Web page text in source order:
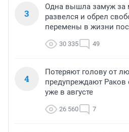
3
Одна вышла замуж за
развелся и обрел
перемены в жизни
30 335 49
4
Потеряют голову от
предупреждают
уже в августе
26 560 7